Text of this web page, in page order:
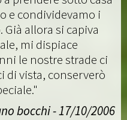
e condividevamo i
allora si capiva
mi dispiace
le nostre strade ci
di vista, conserverò
bocchi - 17/10/2006